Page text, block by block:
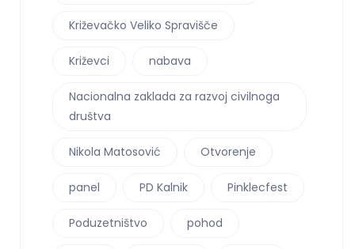
Križevačko Veliko Spravišče
Križevci nabava
Nacionalna zaklada za razvoj civilnoga
društva
Nikola Matosović Otvorenje
panel PD Kalnik Pinklecfest
Poduzetništvo pohod